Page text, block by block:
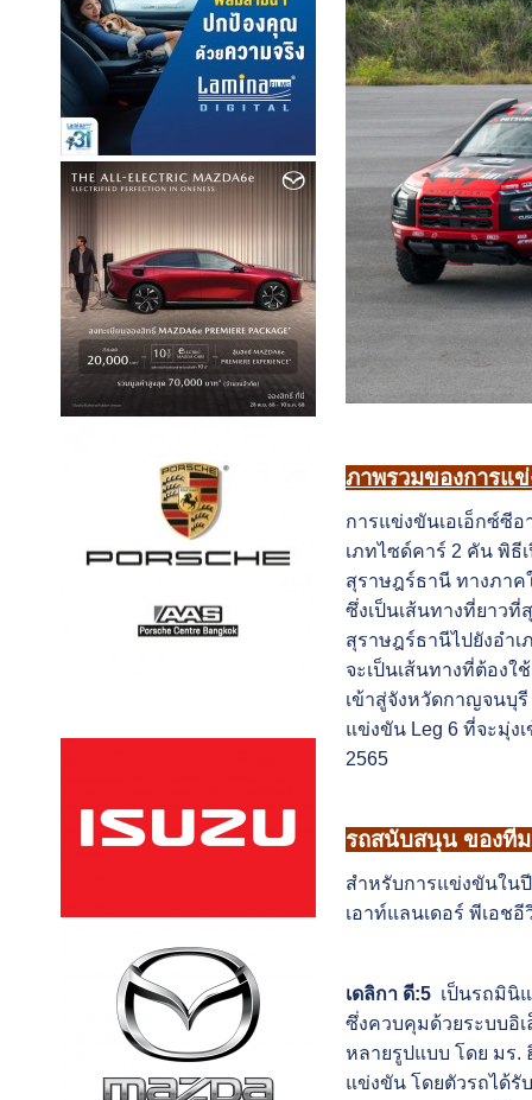
ภาพรวมของการแ
การแข่งขันเอเอ็กซ์ซี
เภทไซด์คาร์ 2 คัน พิธี
สุราษฎร์ธานี ทางภาค
ซึ่งเป็นเส้นทางที่ยาว
สุราษฎร์ธานีไปยังอำ
จะเป็นเส้นทางที่ต้องใ
เข้าสู่จังหวัดกาญจนบุ
แข่งขัน Leg 6 ที่จะมุ่ง
2565
รถสนับสนุน ของที
สำหรับการแข่งขันใน
เอาท์แลนเดอร์ พีเอช
เดลิกา ดี:5เป็นรถมินิแ
ซึ่งควบคุมด้วยระบบอิ
หลายรูปแบบ โดย มร.
แข่งขัน โดยตัวรถได้รั